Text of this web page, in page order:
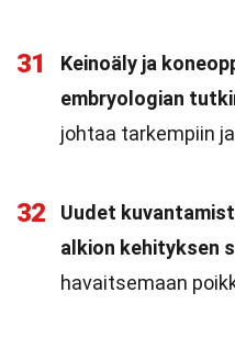
31
Keinoäly ja
embryologian
johtaa tarkempiin
32
Uudet
alkion kehityksen
havaitsemaan